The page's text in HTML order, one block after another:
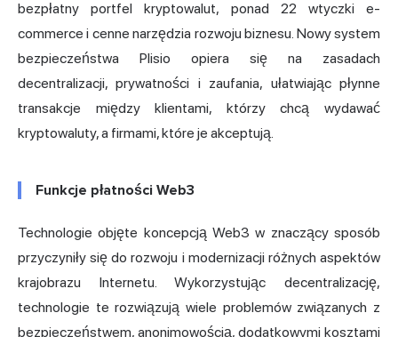
bezpłatny portfel kryptowalut, ponad 22 wtyczki e-
commerce i cenne narzędzia rozwoju biznesu. Nowy system
bezpieczeństwa Plisio opiera się na zasadach
decentralizacji, prywatności i zaufania, ułatwiając płynne
transakcje między klientami, którzy chcą wydawać
kryptowaluty, a firmami, które je akceptują.
Funkcje płatności Web3
Technologie objęte koncepcją Web3 w znaczący sposób
przyczyniły się do rozwoju i modernizacji różnych aspektów
krajobrazu Internetu. Wykorzystując decentralizację,
technologie te rozwiązują wiele problemów związanych z
bezpieczeństwem, anonimowością, dodatkowymi kosztami